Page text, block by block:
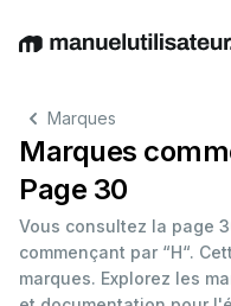
EnglishDeutschEspañol
Marques
Marques
Page 30
Vous consultez la page
commençant par “H“.
marques. Explorez les